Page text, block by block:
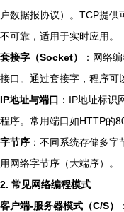
户数据报协议）。TCP提
不可靠，适用于实时应用。
套接字（Socket）
：网络
接口。通过套接字，程序可
IP地址与端口 ：IP地址标识
程序。常用端口如HTTP的
字节序 ：不同系统存储多
用网络字节序（大端序）。
2. 常见网络编程模式
客户端-服务器模式（C/S）